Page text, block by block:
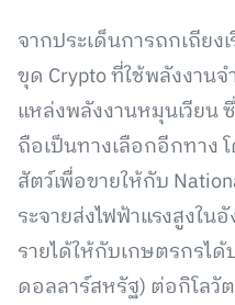
จากประเด็นการถกเถียง
ขุด Crypto ที่ใช้พลังงาน
แหล่งพลังงานหมุนเวียน
ถือเป็นทางเลือกอีกทาง
สัตว์เพื่อขายให้กับ
ระจายส่งไฟฟ้าแรงสูงใน
รายได้ให้กับเกษตรกรไ
ดอลลาร์สหรัฐ) ต่อกิโลวั